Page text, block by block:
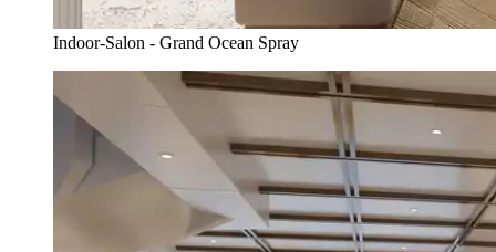
Indoor-Salon - Grand Ocean Spray